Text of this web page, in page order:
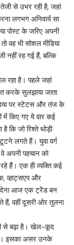
से उभर रही है, जहां
लगभग अनिवार्य सा
पोस्ट के जरिए अपनी
वह भी सोशल मीडिया
नहीं रह गई हैं, बल्कि
रहा है। पहले जहां
करके सुलझाया जाता
पर स्टेटस और तंज के
किए गए ये वार कई
कि जो रिश्ते थोड़ी
लगते हैं। युवा वर्ग
अपनी पहचान को
हैं। एक ही व्यक्ति कई
व्हाट्सएप और
आज एक ट्रेंड बन
वहीं दूसरी ओर तुलना
से बढ़ा है। खेल-कूद
है। इसका असर उनके